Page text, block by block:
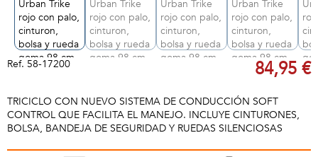
Ref. 58-17200 84,95 €
TRICICLO CON NUEVO SISTEMA DE CONDUCCIÓN SOFT
CONTROL QUE FACILITA EL MANEJO. INCLUYE CINTURONES,
BOLSA, BANDEJA DE SEGURIDAD Y RUEDAS SILENCIOSAS